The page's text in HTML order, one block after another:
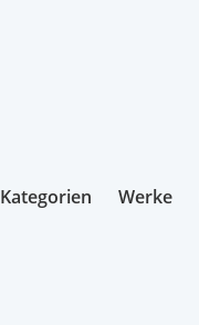
Kategorien Werke